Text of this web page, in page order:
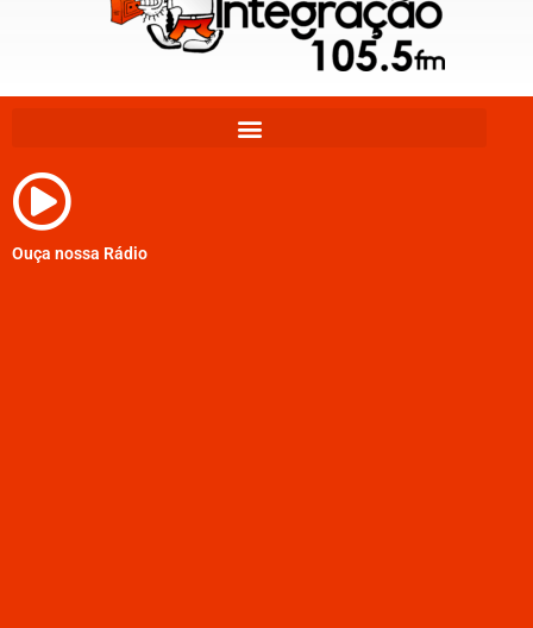
Ouça nossa Rádio